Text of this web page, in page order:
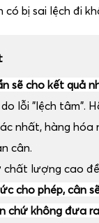
có bị sai lệch đi
sẽ cho kết quả
lỗi "lệch tâm".
nhất, hàng
cân.
chất lượng cao
cho phép, cân
chứ không đưa